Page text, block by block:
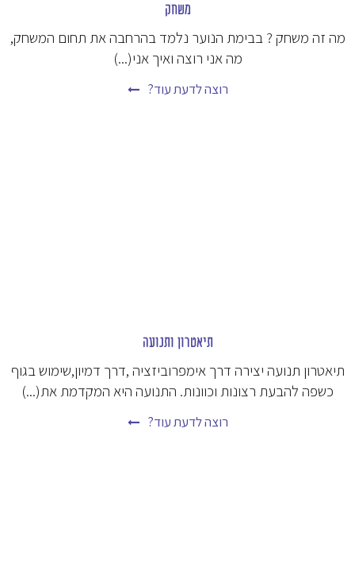
משחק
מה זה משחק ? בבימת הנוער נלמד בהרחבה את תחום המשחק,
מה אני רוצה ואיך אני(...)
רוצה לדעת עוד?
תיאטרון ותנועה
תיאטרון תנועה יצירה דרך אימפרוביזציה ,דרך דמיון,שימוש בגוף
כשפה להבעת רצונות וכוונות. התנועה היא המקדמת את(...)
רוצה לדעת עוד?